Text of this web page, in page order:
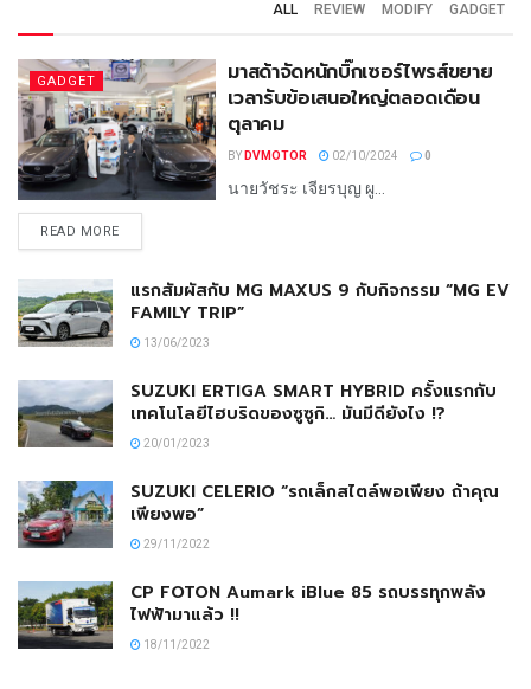
ALL REVIEW MODIFY GADGET
GADGET
มาสด้าจัดหนักบิ๊กเซอร์ไพรส์ขยาย
เวลารับข้อเสนอใหญ่ตลอดเดือน
ตุลาคม
BY DVMOTOR 02/10/2024 0
นายวัชระ เจียรบุญ ผู...
READ MORE
แรกสัมผัสกับ MG MAXUS 9 กับกิจกรรม “MG EV
FAMILY TRIP”
13/06/2023
SUZUKI ERTIGA SMART HYBRID ครั้งแรกกับ
เทคโนโลยีไฮบริดของซูซูกิ… มันมีดียังไง !?
20/01/2023
SUZUKI CELERIO “รถเล็กสไตล์พอเพียง ถ้าคุณ
เพียงพอ”
29/11/2022
CP FOTON Aumark iBlue 85 รถบรรทุกพลัง
ไฟฟ้ามาแล้ว !!
18/11/2022